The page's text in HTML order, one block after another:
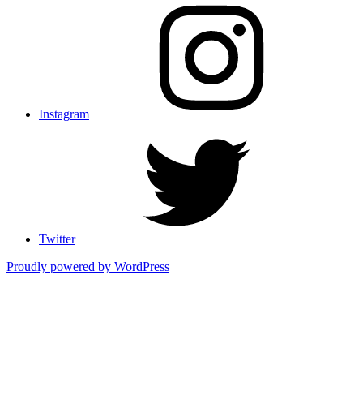
Instagram
Twitter
Proudly powered by WordPress